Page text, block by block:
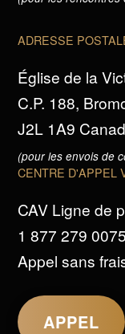
ADRESSE
Église de la
C.P. 188,
J2L 1A9
(pour les envois de
CENTRE D'APPEL
CAV Ligne de
1 877 279 0075
Appel sans
APPEL